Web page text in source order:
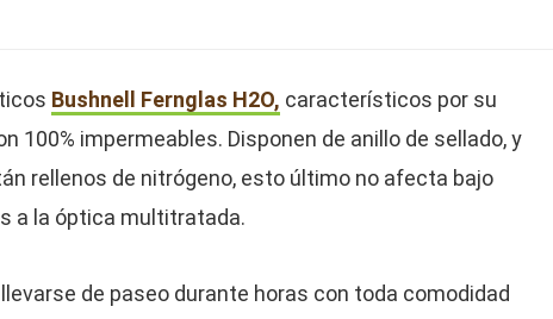
Bushnell Fernglas H2O, característicos por su
100% impermeables. Disponen de anillo de sellado, y
rellenos de nitrógeno, esto último no afecta bajo
a la óptica multitratada.
de paseo durante horas con toda comodidad